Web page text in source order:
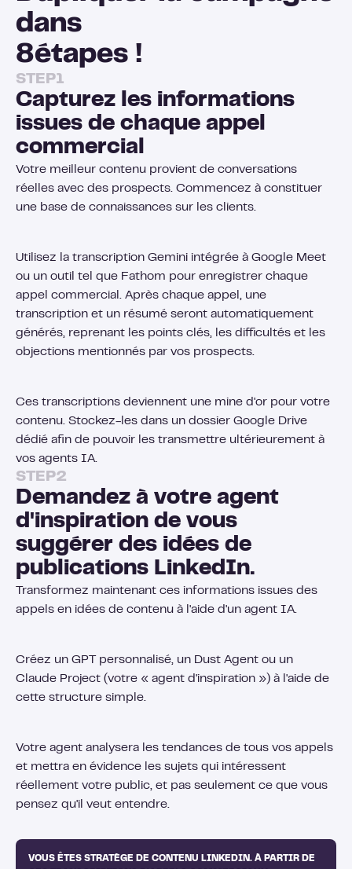
dans
8étapes !
STEP1
Capturez les informations
issues de chaque appel
commercial
Votre meilleur contenu provient de conversations
réelles avec des prospects. Commencez à constituer
une base de connaissances sur les clients.
Utilisez la transcription Gemini intégrée à Google Meet
ou un outil tel que Fathom pour enregistrer chaque
appel commercial. Après chaque appel, une
transcription et un résumé seront automatiquement
générés, reprenant les points clés, les difficultés et les
objections mentionnés par vos prospects.
Ces transcriptions deviennent une mine d'or pour votre
contenu. Stockez-les dans un dossier Google Drive
dédié afin de pouvoir les transmettre ultérieurement à
vos agents IA.
STEP2
Demandez à votre agent
d'inspiration de vous
suggérer des idées de
publications LinkedIn.
Transformez maintenant ces informations issues des
appels en idées de contenu à l'aide d'un agent IA.
Créez un GPT personnalisé, un Dust Agent ou un
Claude Project (votre « agent d'inspiration ») à l'aide de
cette structure simple.
Votre agent analysera les tendances de tous vos appels
et mettra en évidence les sujets qui intéressent
réellement votre public, et pas seulement ce que vous
pensez qu'il veut entendre.
VOUS ÊTES STRATÈGE DE CONTENU LINKEDIN. À PARTIR DE